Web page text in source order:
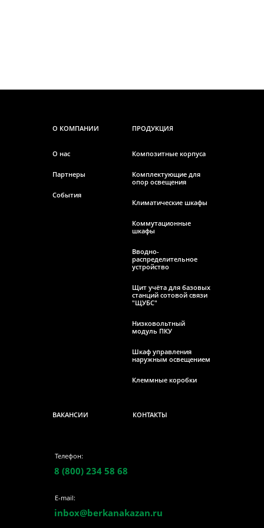
О КОМПАНИИ
О нас
Партнеры
События
ПРОДУКЦИЯ
Композитные корпуса
Комплектующие для
опор освещения
Климатические шкафы
Коммутационные
шкафы
Вводно-
распределительное
устройство
Щит учёта для базовых
станций сотовой связи
"ЩУБС"
Низковольтный
модуль ПКУ
Шкаф управления
наружным освещением
Клеммные коробки
ВАКАНСИИ КОНТАКТЫ
Телефон:
8 (800) 234 58 68
E-mail:
inbox@berkanakazan.ru